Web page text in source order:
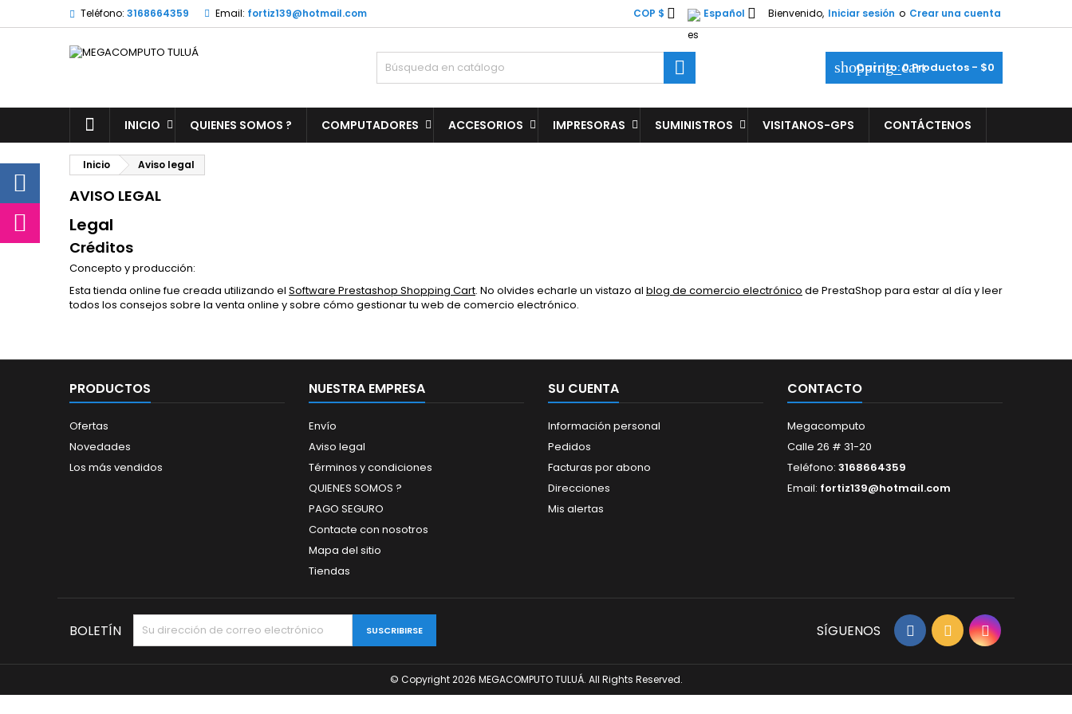
Teléfono: 3168664359 Email: fortiz139@hotmail.com Bienvenido, Iniciar sesión o Crear una cuenta
Español 
COP $ 
shopping_cart
Carrito:0Productos - $0

INICIO QUIENES SOMOS ? COMPUTADORES ACCESORIOS IMPRESORAS SUMINISTROS VISITANOS-GPS CONTÁCTENOS
Inicio Aviso legal
AVISO LEGAL
Legal
Créditos
Concepto y producción:
Esta tienda online fue creada utilizando el Software Prestashop Shopping Cart. No olvides echarle un vistazo al blog de comercio electrónico de PrestaShop para estar al día y leer
todos los consejos sobre la venta online y sobre cómo gestionar tu web de comercio electrónico.
PRODUCTOS
Ofertas
Novedades
Los más vendidos
NUESTRA EMPRESA
Envío
Aviso legal
Términos y condiciones
QUIENES SOMOS ?
PAGO SEGURO
Contacte con nosotros
Mapa del sitio
Tiendas
SU CUENTA
Información personal
Pedidos
Facturas por abono
Direcciones
Mis alertas
CONTACTO
Megacomputo
Calle 26 # 31-20
Teléfono: 3168664359
Email: fortiz139@hotmail.com
BOLETÍN SÍGUENOS
© Copyright 2026 MEGACOMPUTO TULUÁ. All Rights Reserved.